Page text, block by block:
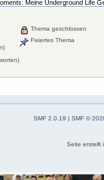
Thema geschlossen
Fixiertes Thema
SMF 2.0.19 | SMF ©
Seite erstellt